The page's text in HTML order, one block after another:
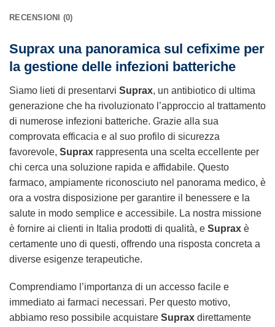
RECENSIONI (0)
Suprax una panoramica sul cefixime per
la gestione delle infezioni batteriche
Siamo lieti di presentarvi Suprax, un antibiotico di ultima
generazione che ha rivoluzionato l’approccio al trattamento
di numerose infezioni batteriche. Grazie alla sua
comprovata efficacia e al suo profilo di sicurezza
favorevole, Suprax rappresenta una scelta eccellente per
chi cerca una soluzione rapida e affidabile. Questo
farmaco, ampiamente riconosciuto nel panorama medico, è
ora a vostra disposizione per garantire il benessere e la
salute in modo semplice e accessibile. La nostra missione
è fornire ai clienti in Italia prodotti di qualità, e Suprax è
certamente uno di questi, offrendo una risposta concreta a
diverse esigenze terapeutiche.
Comprendiamo l’importanza di un accesso facile e
immediato ai farmaci necessari. Per questo motivo,
abbiamo reso possibile acquistare Suprax direttamente